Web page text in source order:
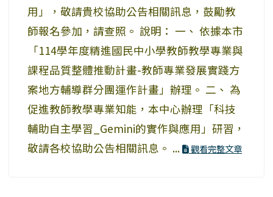
用」，敬請貴校協助公告相關訊息，鼓勵教
師報名參加，請查照。 說明： 一、 依據本市
「114學年度精進國民中小學教師教學專業與
課程品質整體推動計畫-教師專業發展實踐方
案地方輔導群分團運作計畫」辦理。 二、 為
促進教師教學專業知能，本中心辦理「科技
輔助自主學習_Gemini的實作與應用」研習，
敬請各校協助公告相關訊息。 ...
觀看完整文章